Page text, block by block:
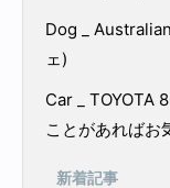
Dog _
ェ)
Car _ TOYOTA
ことがあればお
新着記事